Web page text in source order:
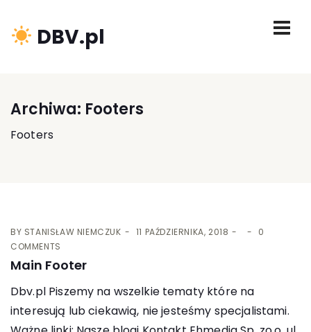
DBV.pl
Archiwa: Footers
Footers
BY STANISŁAW NIEMCZUK 11 PAŹDZIERNIKA, 2018
0
COMMENTS
Main Footer
Dbv.pl Piszemy na wszelkie tematy które na
interesują lub ciekawią, nie jesteśmy specjalistami.